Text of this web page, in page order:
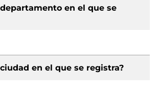
en el que se
en el que se registra?